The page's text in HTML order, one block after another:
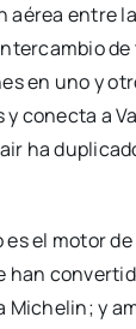
aérea entre
en uno y
conec­ta a
ha
el motor
han
y